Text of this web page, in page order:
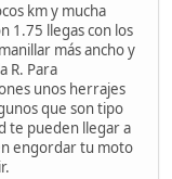
km y mucha
1.75 llegas con los
más ancho y
R. Para
unos herrajes
que son tipo
te pueden llegar a
engordar tu moto